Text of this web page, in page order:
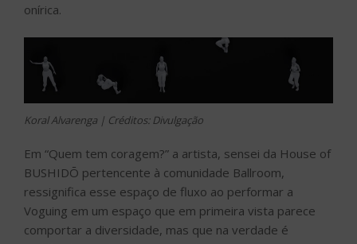
onírica.
Koral Alvarenga | Créditos: Divulgação
Em “Quem tem coragem?” a artista, sensei da House of
BUSHIDŌ pertencente à comunidade Ballroom,
ressignifica esse espaço de fluxo ao performar a
Voguing em um espaço que em primeira vista parece
comportar a diversidade, mas que na verdade é